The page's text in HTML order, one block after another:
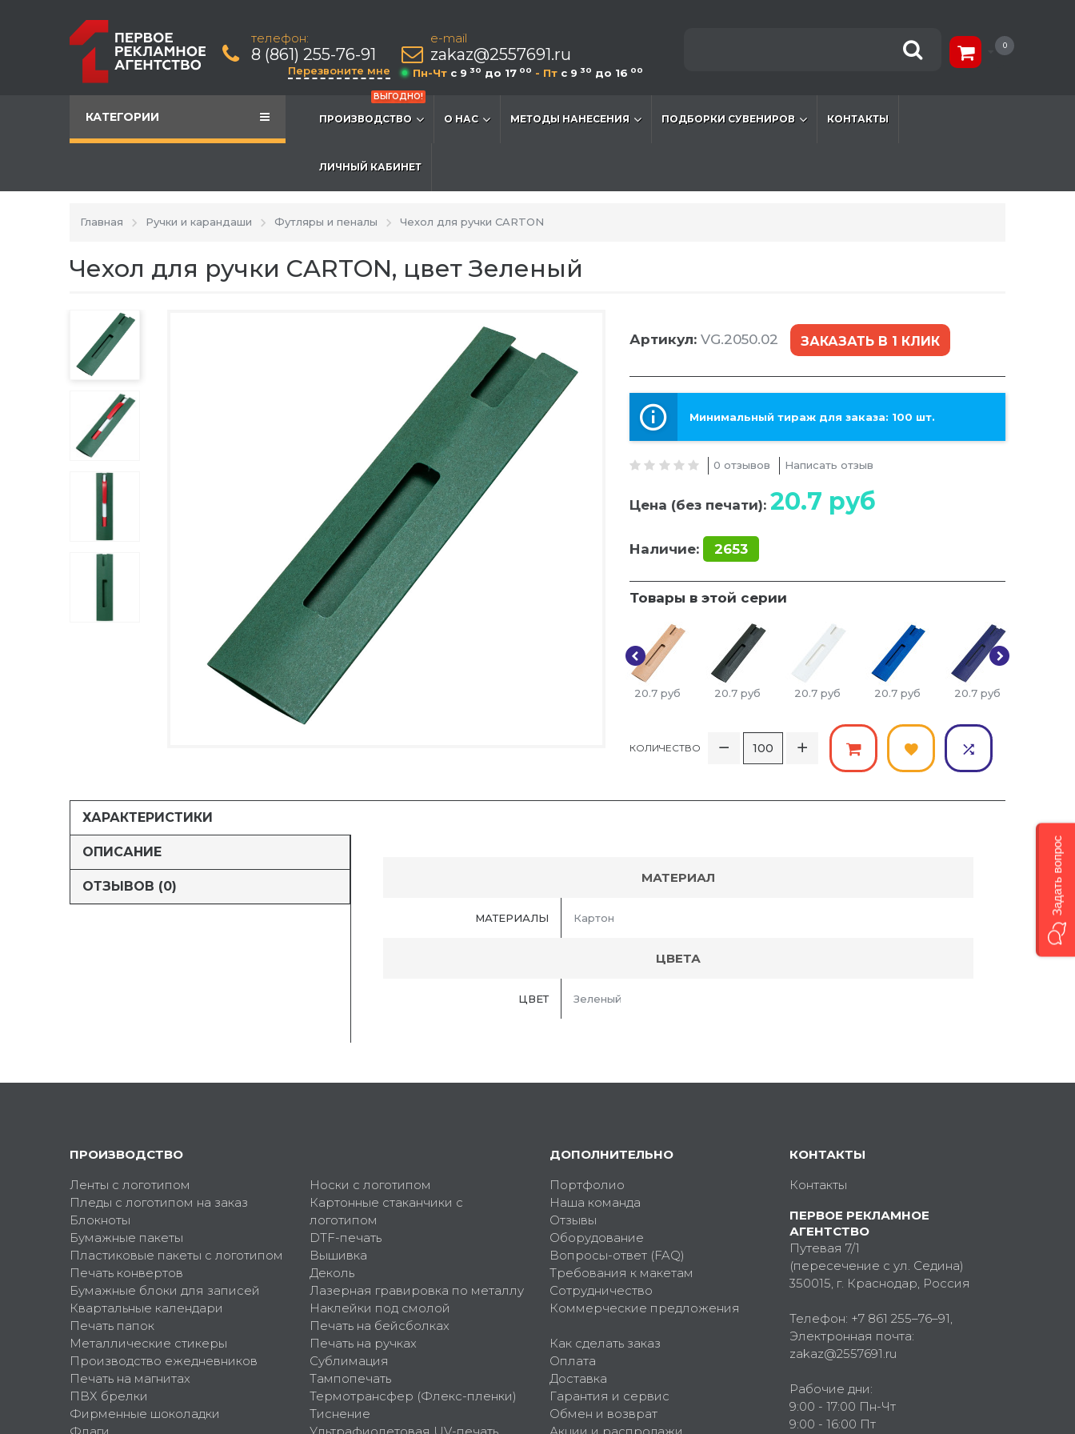
телефон:
8 (861) 255-76-91
Перезвоните мне
e-mail
zakaz@2557691.ru
Пн-Чт c 9 30 до 17 00 - Пт c 9 30 до 16 00
0
КАТЕГОРИИ
ВЫГОДНО!
ПРОИЗВОДСТВО О НАС МЕТОДЫ НАНЕСЕНИЯ ПОДБОРКИ СУВЕНИРОВ КОНТАКТЫ
ЛИЧНЫЙ КАБИНЕТ
Главная Ручки и карандаши Футляры и пеналы Чехол для ручки CARTON
Чехол для ручки CARTON, цвет Зеленый
Артикул: VG.2050.02 ЗАКАЗАТЬ В 1 КЛИК
Минимальный тираж для заказа: 100 шт.
0 отзывов Написать отзыв
Цена (без печати): 20.7 руб
Наличие: 2653
Товары в этой серии
20.7 руб 20.7 руб 20.7 руб 20.7 руб 20.7 руб
КОЛИЧЕСТВО
ХАРАКТЕРИСТИКИ
ОПИСАНИЕ
ОТЗЫВОВ (0)
МАТЕРИАЛ
МАТЕРИАЛЫ Картон
ЦВЕТА
ЦВЕТ Зеленый
ПРОИЗВОДСТВО
Ленты с логотипом
Пледы с логотипом на заказ
Блокноты
Бумажные пакеты
Пластиковые пакеты с логотипом
Печать конвертов
Бумажные блоки для записей
Квартальные календари
Печать папок
Металлические стикеры
Производство ежедневников
Печать на магнитах
ПВХ брелки
Фирменные шоколадки
Носки с логотипом
Картонные стаканчики с
логотипом
DTF-печать
Вышивка
Деколь
Лазерная гравировка по металлу
Наклейки под смолой
Печать на бейсболках
Печать на ручках
Сублимация
Тампопечать
Термотрансфер (Флекс-пленки)
Тиснение
ДОПОЛНИТЕЛЬНО
Портфолио
Наша команда
Отзывы
Оборудование
Вопросы-ответ (FAQ)
Требования к макетам
Сотрудничество
Коммерческие предложения
Как сделать заказ
Оплата
Доставка
Гарантия и сервис
Обмен и возврат
КОНТАКТЫ
Контакты
ПЕРВОЕ РЕКЛАМНОЕ
АГЕНТСТВО
Путевая 7/1
(пересечение с ул. Седина)
350015, г. Краснодар, Россия
Телефон: +7 861 255–76–91,
Электронная почта:
zakaz@2557691.ru
Рабочие дни:
9:00 - 17:00 Пн-Чт
9:00 - 16:00 Пт
Задать вопрос